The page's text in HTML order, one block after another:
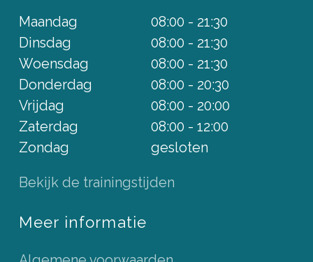
Maandag
08:00 - 21:30
Dinsdag
08:00 - 21:30
Woensdag
08:00 - 21:30
Donderdag
08:00 - 20:30
Vrijdag
08:00 - 20:00
Zaterdag
08:00 - 12:00
Zondag
gesloten
Bekijk de trainingstijden
Meer informatie